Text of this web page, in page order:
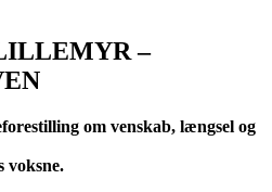
–
om venskab, længsel og
voksne.